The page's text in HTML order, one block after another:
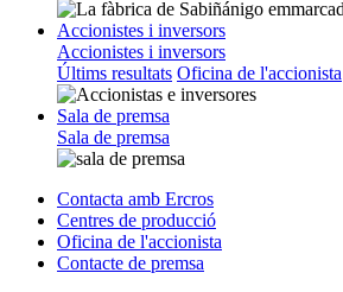
Accionistes i inversors
Accionistes i inversors
Últims resultats Oficina de l'accionista
Sala de premsa
Sala de premsa
Contacta amb Ercros
Centres de producció
Oficina de l'accionista
Contacte de premsa